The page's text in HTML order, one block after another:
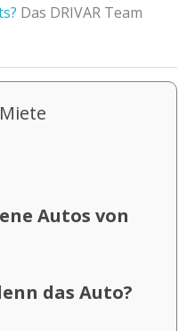
Das DRIVAR Team
Autos von
das Auto?